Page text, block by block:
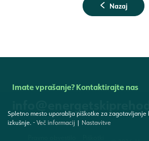
Nazaj
Imate vprašanje? Kontaktirajte nas
Spletno mesto uporablja piškotke za zagotavljanje
izkušnje. - Več informacij | Nastavitve